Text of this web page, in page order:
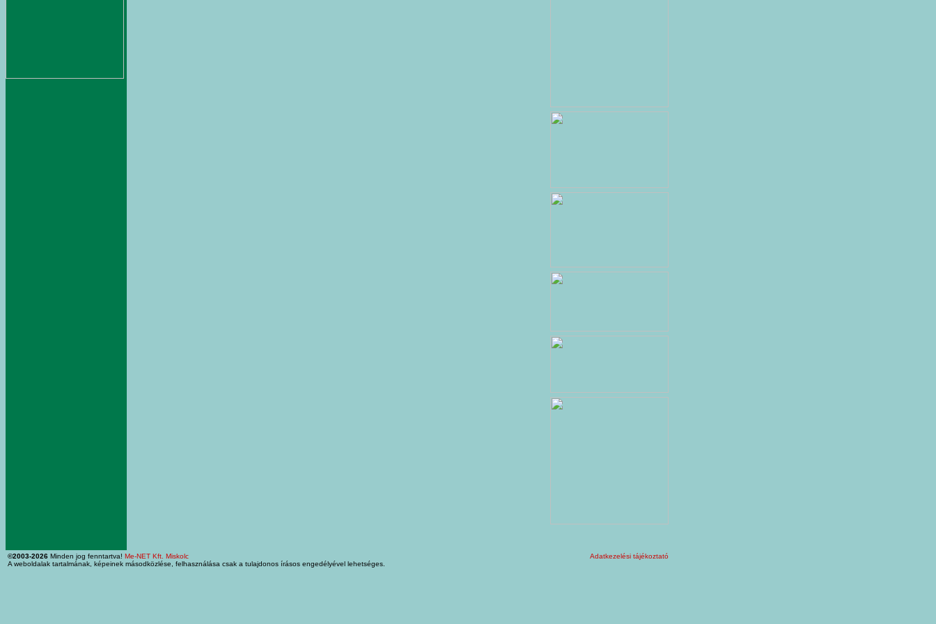
©2003-2026 Minden jog fenntartva! Me-NET Kft. Miskolc
A weboldalak tartalmának, képeinek másodközlése, felhasználása csak a tulajdonos írásos engedélyével lehetséges.
Adatkezelési tájékoztató